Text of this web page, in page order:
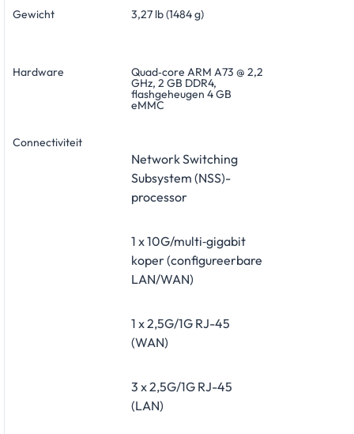
Gewicht 3,27 lb (1484 g)
Hardware Quad‑core ARM A73 @ 2,2
GHz, 2 GB DDR4,
flashgeheugen 4 GB
eMMC
Connectiviteit
Network Switching
Subsystem (NSS)-
processor
1 x 10G/multi‑gigabit
koper (configureerbare
LAN/WAN)
1 x 2,5G/1G RJ-45
(WAN)
3 x 2,5G/1G RJ-45
(LAN)